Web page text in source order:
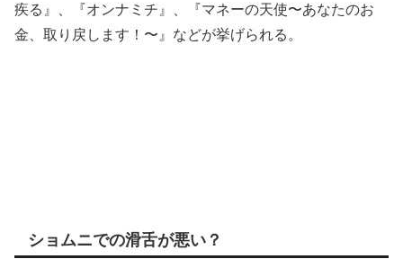
疾る』、『オンナミチ』、『マネーの天使〜あなたのお
金、取り戻します！〜』などが挙げられる。
ショムニでの滑舌が悪い？